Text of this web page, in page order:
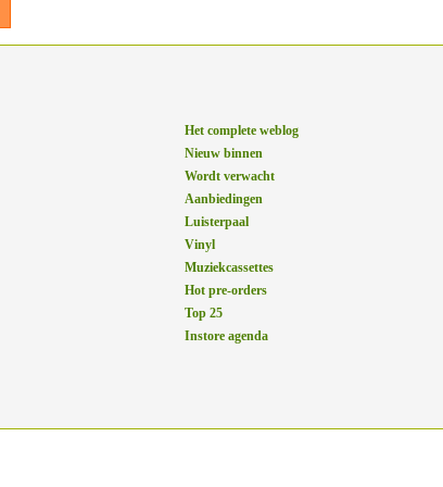
Het complete weblog
Nieuw binnen
Wordt verwacht
Aanbiedingen
Luisterpaal
Vinyl
Muziekcassettes
Hot pre-orders
Top 25
Instore agenda